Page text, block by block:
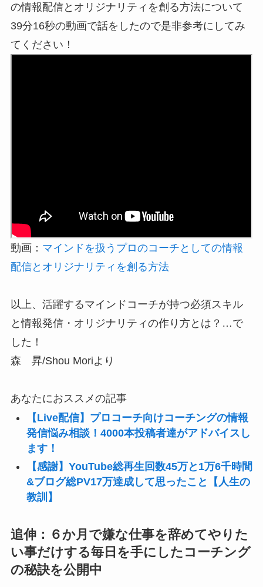
の情報配信とオリジナリティを創る方法について
39分16秒の動画で話をしたので是非参考にしてみ
てください！
動画： マインドを扱うプロのコーチとしての情報
配信とオリジナリティを創る方法
以上、活躍するマインドコーチが持つ必須スキル
と情報発信・オリジナリティの作り方とは？…で
した！
森 昇/Shou Moriより
あなたにおススメの記事
【Live配信】プロコーチ向けコーチングの情報
発信悩み相談！4000本投稿者達がアドバイスし
ます！
【感謝】YouTube総再生回数45万と1万6千時間
&ブログ総PV17万達成して思ったこと【人生の
教訓】
追伸：６か月で嫌な仕事を辞めてやりた
い事だけする毎日を手にしたコーチング
の秘訣を公開中